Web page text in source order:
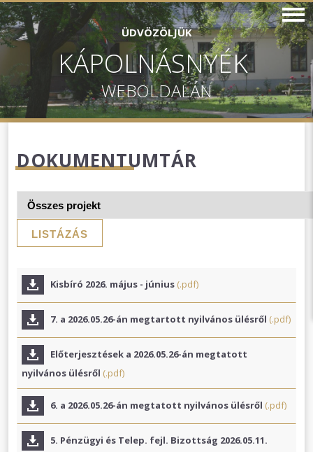
ÜDVÖZÖLJÜK
KÁPOLNÁSNYÉK
WEBOLDALÁN
DOKUMENTUMTÁR
LISTÁZÁS
Kisbíró 2026. május - június (.pdf)
7. a 2026.05.26-án megtartott nyilvános ülésről (.pdf)
Előterjesztések a 2026.05.26-án megtatott
nyilvános ülésről (.pdf)
6. a 2026.05.26-án megtatott nyilvános ülésről (.pdf)
5. Pénzügyi és Telep. fejl. Bizottság 2026.05.11.